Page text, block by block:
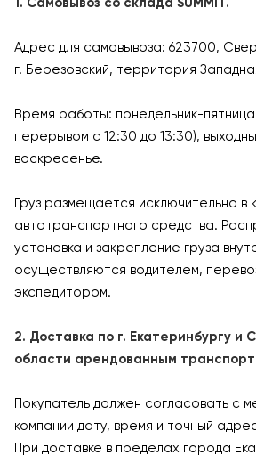
Адрес для самовывоза: 623700,
г. Березовский, территория
Время работы: понедельник-
перерывом с 12:30 до 13:30),
воскресенье.
Груз размещается исключительно в
автотранспортного средства.
установка и закрепление груза
осуществляются водителем,
экспедитором.
2. Доставка по г. Екатеринбургу и
области арендованным
Покупатель должен согласовать с
компании дату, время и точный
При доставке в пределах города